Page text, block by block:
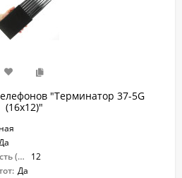
"Терминатор 37-5G
(16х12)"
Общая выходная мощность (Вт):
12
Да